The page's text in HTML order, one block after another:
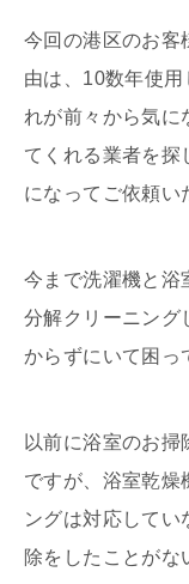
今回の港区のお客
由は、10数年使
れが前々から気に
てくれる業者を探
になってご依頼い
今まで洗濯機と浴
分解クリーニング
からずにいて困っ
以前に浴室のお掃
ですが、浴室乾燥
ングは対応してい
除をしたことがな